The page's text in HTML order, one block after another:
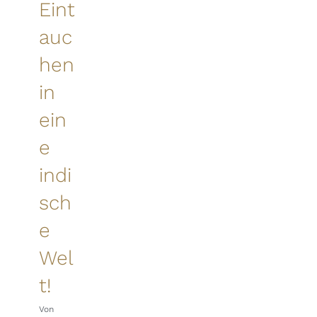
Eint
auc
hen
in
ein
e
indi
sch
e
Wel
t!
Von